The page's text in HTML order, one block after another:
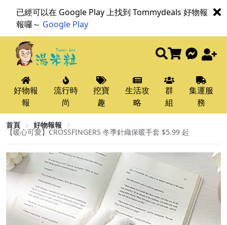
已經可以在 Google Play 上找到 Tommydeals 好物報
報囉～ Google Play
好物報
報
流行時
尚
挖寶
趣
生活攻
略
群
組
集運服
務
首頁 好物報報
【暖心可愛】CROSSFINGERS 冬季針織保暖手套 $5.99 起